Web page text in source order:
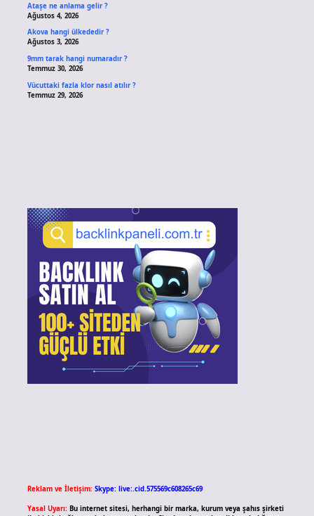
Ataşe ne anlama gelir ?
Ağustos 4, 2026
Akova hangi ülkededir ?
Ağustos 3, 2026
9mm tarak hangi numaradır ?
Temmuz 30, 2026
Vücuttaki fazla klor nasıl atılır ?
Temmuz 29, 2026
Reklam ve İletişim: Skype: live:.cid.575569c608265c69
Yasal Uyarı: Bu internet sitesi, herhangi bir marka, kurum veya şahıs şirketi